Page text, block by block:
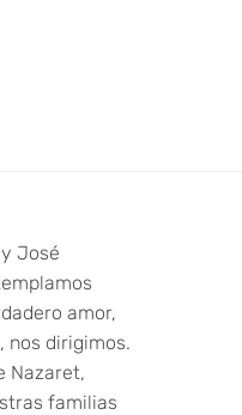
José
amor,
nos dirigimos.
Nazaret,
familias